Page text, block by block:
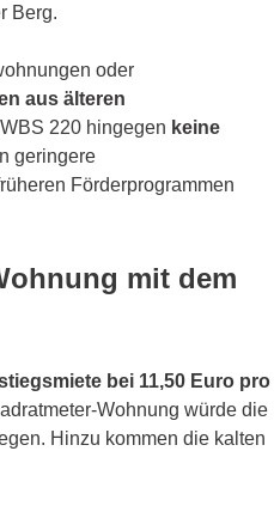
Berg.
oder
aus älteren
220 hingegen keine
geringere
Förderprogrammen
mit dem
bei 11,50 Euro pro
Wohnung würde die
Hinzu kommen die kalten